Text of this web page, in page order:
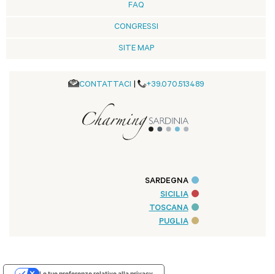
FAQ
CONGRESSI
SITE MAP
CONTATTACI | +39.070.513489
SARDEGNA
SICILIA
TOSCANA
PUGLIA